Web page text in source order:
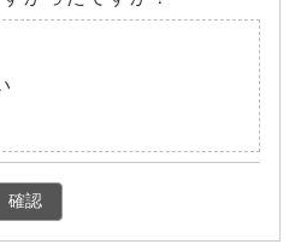
確認